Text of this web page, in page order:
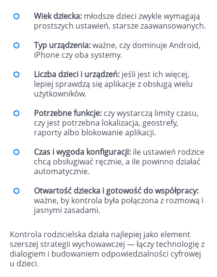
Wiek dziecka: młodsze dzieci zwykle wymagają
prostszych ustawień, starsze zaawansowanych.
Typ urządzenia:ważne, czy dominuje Android,
iPhone czy oba systemy.
Liczba dzieci i urządzeń: jeśli jest ich więcej,
lepiej sprawdzą się aplikacje z obsługą wielu
użytkowników.
Potrzebne funkcje: czy wystarczą limity czasu,
czy jest potrzebna lokalizacja, geostrefy,
raporty albo blokowanie aplikacji.
Czas i wygoda konfiguracji: ile ustawień rodzice
chcą obsługiwać ręcznie, a ile powinno działać
automatycznie.
Otwartość dziecka i gotowość do współpracy:
ważne, by kontrola była połączona z rozmową i
jasnymi zasadami.
Kontrola rodzicielska działa najlepiej jako element
szerszej strategii wychowawczej — łączy technologię z
dialogiem i budowaniem odpowiedzialności cyfrowej
u dzieci.